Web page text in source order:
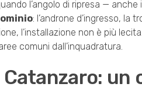
l’angolo di ripresa —
: l’androne d’ingresso, la
l’installazione non è più
comuni dall’inquadratura.
Catanzaro: